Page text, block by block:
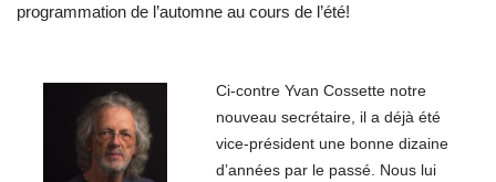
programmation de l’automne au cours de l’été!
Ci-contre Yvan Cossette notre
nouveau secrétaire, il a déjà été
vice-président une bonne dizaine
d’années par le passé. Nous lui